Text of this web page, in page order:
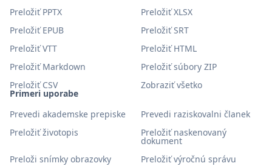
Primeri uporabe
Prevedi akademske prepiske
Prevedi raziskovalni članek
Preložiť životopis
Preložiť naskenovaný
dokument
Preloži snímky obrazovky
Preložiť výročnú správu
Preložiť PPTX
Preložiť XLSX
Preložiť EPUB
Preložiť SRT
Preložiť VTT
Preložiť HTML
Preložiť Markdown
Preložiť súbory ZIP
Preložiť CSV
Zobraziť všetko